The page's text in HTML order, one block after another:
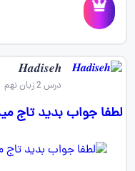
𝑯𝒂𝒅𝒊𝒔𝒆𝒉
درس 2 زبان نهم
لطفا جواب بدید تاج